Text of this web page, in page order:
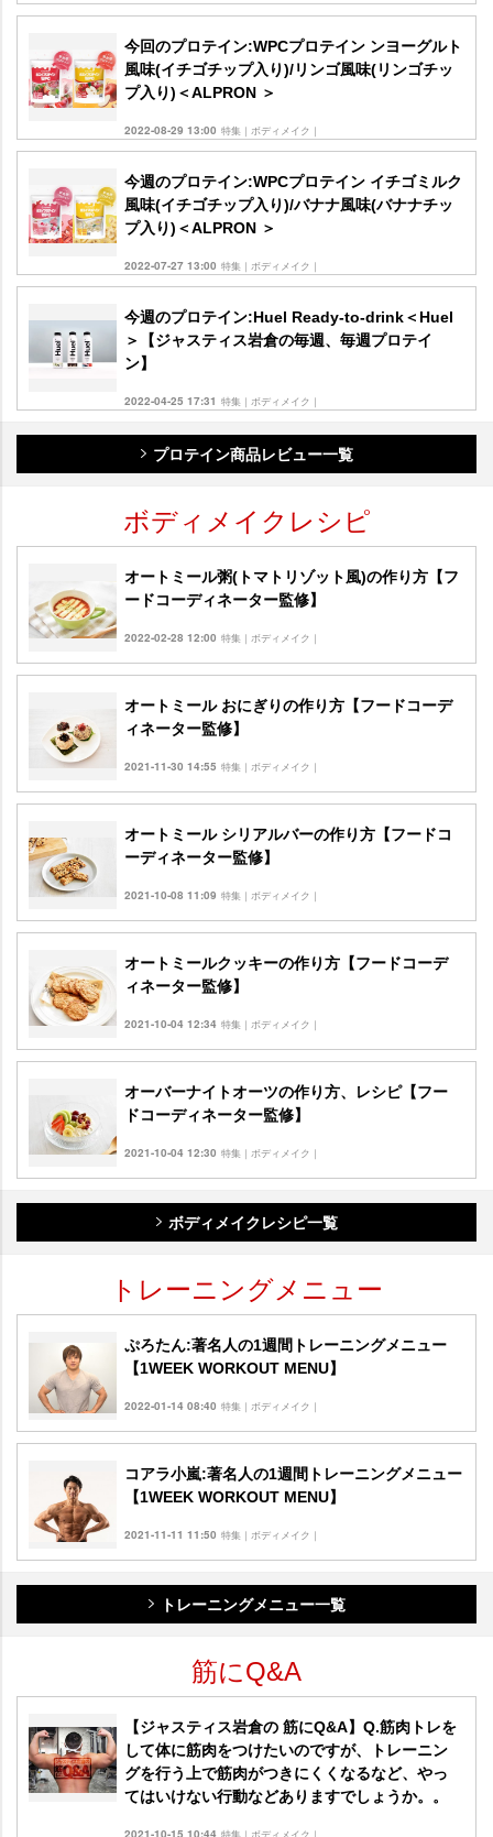
今回のプロテイン:WPCプロテイン ンヨーグルト
風味(イチゴチップ入り)/リンゴ風味(リンゴチッ
プ入り)＜ALPRON ＞
2022-08-29 13:00 特集｜ボディメイク｜
今週のプロテイン:WPCプロテイン イチゴミルク
風味(イチゴチップ入り)/バナナ風味(バナナチッ
プ入り)＜ALPRON ＞
2022-07-27 13:00 特集｜ボディメイク｜
今週のプロテイン:Huel Ready-to-drink＜Huel
＞【ジャスティス岩倉の毎週、毎週プロテイ
ン】
2022-04-25 17:31 特集｜ボディメイク｜
プロテイン商品レビュー一覧
ボディメイクレシピ
オートミール粥(トマトリゾット風)の作り方【フ
ードコーディネーター監修】
2022-02-28 12:00 特集｜ボディメイク｜
オートミール おにぎりの作り方【フードコーデ
ィネーター監修】
2021-11-30 14:55 特集｜ボディメイク｜
オートミール シリアルバーの作り方【フードコ
ーディネーター監修】
2021-10-08 11:09 特集｜ボディメイク｜
オートミールクッキーの作り方【フードコーデ
ィネーター監修】
2021-10-04 12:34 特集｜ボディメイク｜
オーバーナイトオーツの作り方、レシピ【フー
ドコーディネーター監修】
2021-10-04 12:30 特集｜ボディメイク｜
ボディメイクレシピ一覧
トレーニングメニュー
ぷろたん:著名人の1週間トレーニングメニュー
【1WEEK WORKOUT MENU】
2022-01-14 08:40 特集｜ボディメイク｜
コアラ小嵐:著名人の1週間トレーニングメニュー
【1WEEK WORKOUT MENU】
2021-11-11 11:50 特集｜ボディメイク｜
トレーニングメニュー一覧
筋にQ&A
【ジャスティス岩倉の 筋にQ&A】Q.筋肉トレを
して体に筋肉をつけたいのですが、トレーニン
グを行う上で筋肉がつきにくくなるなど、やっ
てはいけない行動などありますでしょうか。。
2021-10-15 10:44